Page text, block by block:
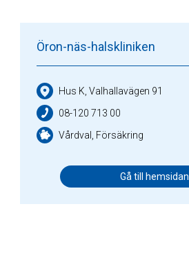
Öron-näs-halskliniken
Hus K, Valhallavägen 91
08-120 713 00
Vårdval, Försäkring
Gå till hemsidan